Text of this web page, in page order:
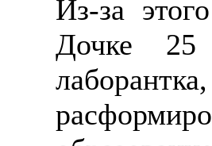
Из-за
Дочке 25